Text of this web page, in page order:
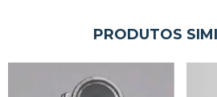
PRODUTOS